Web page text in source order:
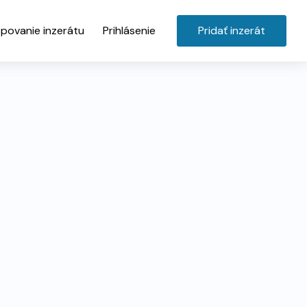
inzerátu Prihlásenie Pridať inzerát